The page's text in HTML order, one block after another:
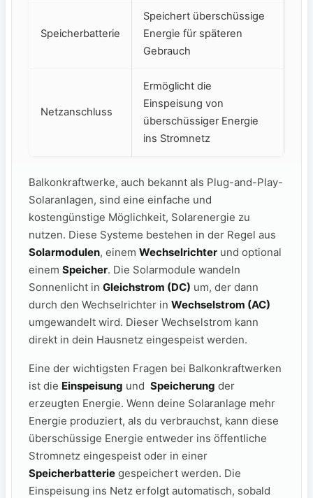
Speicherbatterie
Speichert überschüssige
Energie für späteren
Gebrauch
Netzanschluss
Ermöglicht die
Einspeisung von
überschüssiger Energie
ins Stromnetz
Balkonkraftwerke, auch bekannt als Plug-and-Play-
Solaranlagen, sind eine einfache und
kostengünstige Möglichkeit, Solarenergie zu
nutzen. Diese Systeme bestehen in der Regel aus
Solarmodulen, einem Wechselrichter und optional
einem Speicher. Die Solarmodule wandeln
Sonnenlicht in Gleichstrom (DC) um, der dann
durch den Wechselrichter in Wechselstrom (AC)
umgewandelt wird. Dieser Wechselstrom‌ kann
direkt in dein Hausnetz eingespeist werden.
Eine der wichtigsten Fragen bei Balkonkraftwerken
ist die Einspeisung und ⁣ Speicherung der
erzeugten Energie. Wenn deine Solaranlage mehr
Energie produziert, als du verbrauchst, kann diese
‌überschüssige Energie entweder ins ⁢öffentliche
Stromnetz eingespeist oder in einer
Speicherbatterie gespeichert werden. Die
Einspeisung ins ⁤Netz erfolgt automatisch, sobald